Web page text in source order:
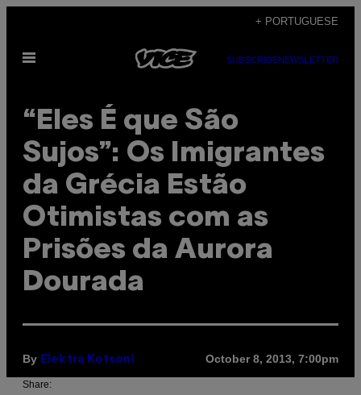
content
+ PORTUGUESE
Open
SUBSCRIBENEWSLETTER
“Eles É que São
Sujos”: Os Imigrantes
da Grécia Estão
Otimistas com as
Prisões da Aurora
Dourada
By Elektra Kotsoni October 8, 2013, 7:00pm
Share: